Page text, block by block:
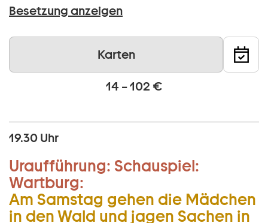
Besetzung anzeigen
Karten
14 – 102 €
19.30 Uhr
Uraufführung: Schauspiel:
Wartburg:
Am Samstag gehen die Mädchen
in den Wald und jagen Sachen in